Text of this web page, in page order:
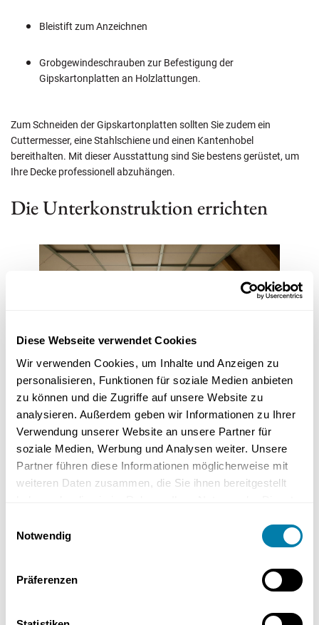
Diese Webseite verwendet Cookies
Wir verwenden Cookies, um Inhalte und Anzeigen zu
personalisieren, Funktionen für soziale Medien anbieten
zu können und die Zugriffe auf unsere Website zu
analysieren. Außerdem geben wir Informationen zu Ihrer
Verwendung unserer Website an unsere Partner für
soziale Medien, Werbung und Analysen weiter. Unsere
Partner führen diese Informationen möglicherweise mit
weiteren Daten zusammen, die Sie ihnen bereitgestellt
Notwendig
Präferenzen
Bleistift zum Anzeichnen
Grobgewindeschrauben zur Befestigung der
Gipskartonplatten an Holzlattungen.
Zum Schneiden der Gipskartonplatten sollten Sie zudem ein
Cuttermesser, eine Stahlschiene und einen Kantenhobel
bereithalten. Mit dieser Ausstattung sind Sie bestens gerüstet, um
Ihre Decke professionell abzuhängen.
Die Unterkonstruktion errichten
Nachdem Sie alle Materialien und Werkzeuge beisammen haben, ist
es an der Zeit, die Unterkonstruktion für die Deckenkonstruktionen
zu errichten. Diese bilden das Fundament Ihrer abgehängten Decke
und sind entscheidend für deren Stabilität und Tragfähigkeit. Ob Sie
Trägerelemente ist hierbei essenziell, um spätere Probleme zu